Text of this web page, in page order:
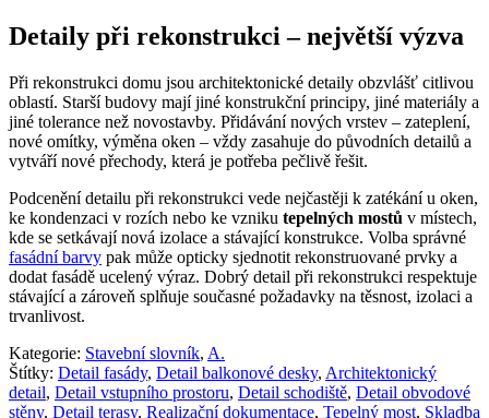
Detaily při rekonstrukci – největší výzva
Při rekonstrukci domu jsou architektonické detaily obzvlášť citlivou
oblastí. Starší budovy mají jiné konstrukční principy, jiné materiály a
jiné tolerance než novostavby. Přidávání nových vrstev – zateplení,
nové omítky, výměna oken – vždy zasahuje do původních detailů a
vytváří nové přechody, která je potřeba pečlivě řešit.
Podcenění detailu při rekonstrukci vede nejčastěji k zatékání u oken,
ke kondenzaci v rozích nebo ke vzniku tepelných mostů v místech,
kde se setkávají nová izolace a stávající konstrukce. Volba správné
fasádní barvy pak může opticky sjednotit rekonstruované prvky a
dodat fasádě ucelený výraz. Dobrý detail při rekonstrukci respektuje
stávající a zároveň splňuje současné požadavky na těsnost, izolaci a
trvanlivost.
Kategorie: Stavební slovník, A.
Štítky: Detail fasády, Detail balkonové desky, Architektonický
detail, Detail vstupního prostoru, Detail schodiště, Detail obvodové
stěny, Detail terasy, Realizační dokumentace, Tepelný most, Skladba